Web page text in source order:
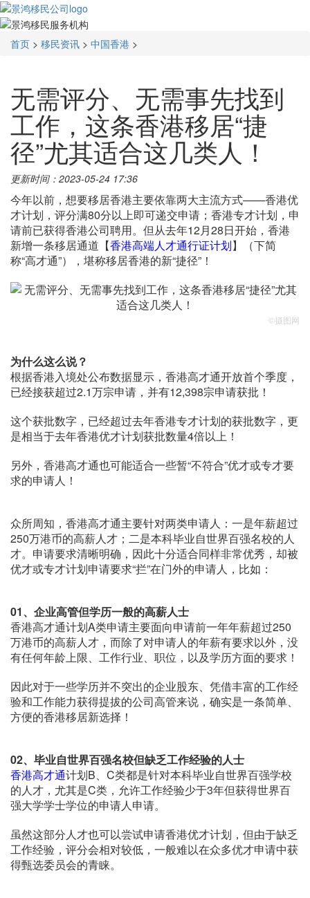
首页 > 移民资讯 > 中国香港 >
无需评分、无需事先找到
工作，这条香港移居“捷
径”尤其适合这几类人！
更新时间：2023-05-24 17:36
今年以前，想要移居香港主要依靠两大主流方式——香港优
才计划，评分满80分以上即可递交申请；香港专才计划，申
请前已获得香港公司聘用。但从去年12月28日开始，香港
新增一条移居通道【香港高端人才通行证计划】（下简
称“高才通”），堪称移居香港的新“捷径”！
©摄图网
为什么这么说？
根据香港入境处公布数据显示，香港高才通开放首个季度，
已经接获超过2.1万宗申请，并有12,398宗申请获批！
这个获批数字，已经超过去年香港专才计划的获批数字，更
是相当于去年香港优才计划获批数量4倍以上！
另外，香港高才通也可能适合一些暂“不符合”优才或专才要
求的申请人！
众所周知，香港高才通主要针对两类申请人：一是年薪超过
250万港币的高薪人才；二是本科毕业自世界百强名校的人
才。申请要求清晰明确，因此十分适合同样非常优秀，却被
优才或专才计划申请要求“拦”在门外的申请人，比如：
01、 企业高管但学历一般的高薪人士
香港高才通计划A类申请主要面向申请前一年年薪超过250
万港币的高薪人才，而除了对申请人的年薪有要求以外，没
有任何年龄上限、工作行业、职位，以及学历方面的要求！
因此对于一些学历并不突出的企业股东、凭借丰富的工作经
验和工作能力获得提拔的公司高管来说，确实是一条简单、
方便的香港移居新选择！
02、 毕业自世界百强名校但缺乏工作经验的人士
香港高才通计划B、C类都是针对本科毕业自世界百强学校
的人才，尤其是C类，允许工作经验少于3年但获得世界百
强大学学士学位的申请人申请。
虽然这部分人才也可以尝试申请香港优才计划，但由于缺乏
工作经验，评分会相对较低，一般难以在众多优才申请中获
得甄选委员会的青睐。